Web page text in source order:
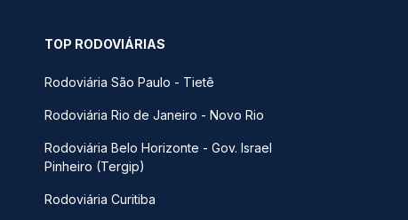
TOP RODOVIÁRIAS
Rodoviária São Paulo - Tietê
Rodoviária Rio de Janeiro - Novo Rio
Rodoviária Belo Horizonte - Gov. Israel
Pinheiro (Tergip)
Rodoviária Curitiba